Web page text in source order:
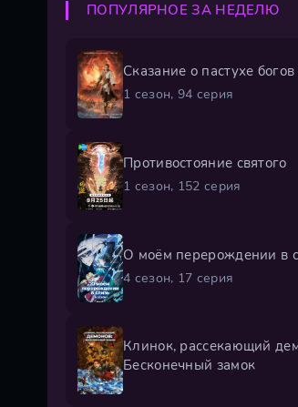
ПОПУЛЯРНОЕ ЗА НЕДЕЛЮ
Сказание о пастухе богов
1 сезон, 94 серия
Противостояние святого
1 сезон, 152 серия
О моём перерождении в
4 сезон, 17 серия
Клинок, рассекающий
Бесконечный замок